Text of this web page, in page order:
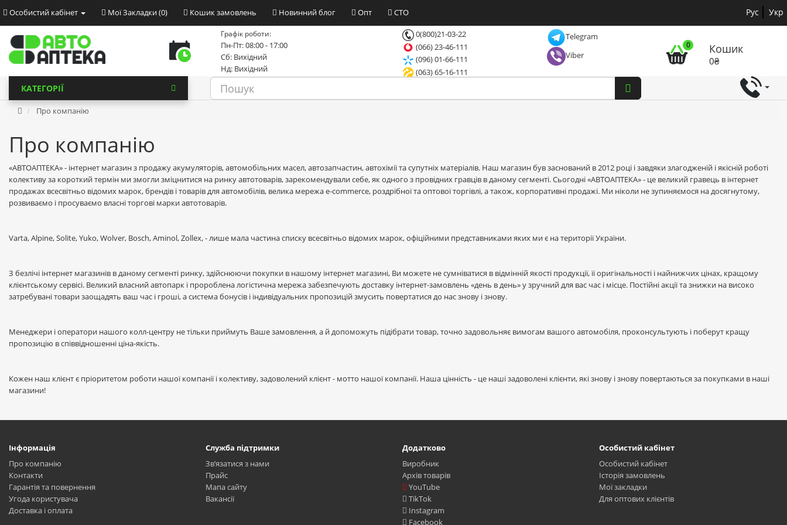
Особистий кабінет Мої Закладки (0) Кошик замовлень Новинний блог Опт СТО Рус Укр
Графік роботи:
Пн-Пт: 08:00 - 17:00
Сб: Вихідний
Нд: Вихідний
0(800)21-03-22
(066) 23-46-111
(096) 01-66-111
(063) 65-16-111
Telegram
Viber
0 Кошик
0₴
КАТЕГОРІЇ
Про компанію
Про компанію
«АВТОАПТЕКА» - інтернет магазин з продажу акумуляторів, автомобільних масел, автозапчастин, автохімії та супутніх матеріалів. Наш магазин був заснований в 2012 році і завдяки злагодженій і якісній роботі
колективу за короткий термін ми змогли зміцнитися на ринку автотоварів, зарекомендували себе, як одного з провідних гравців в даному сегменті. Сьогодні «АВТОАПТЕКА» - це великий гравець в інтернет
продажах всесвітньо відомих марок, брендів і товарів для автомобілів, велика мережа e-commerce, роздрібної та оптової торгівлі, а також, корпоративні продажі. Ми ніколи не зупиняємося на досягнутому,
розвиваємо і просуваємо власні торгові марки автотоварів.
Varta, Alpine, Solite, Yuko, Wolver, Bosch, Aminol, Zollex, - лише мала частина списку всесвітньо відомих марок, офіційними представниками яких ми є на території України.
З безлічі інтернет магазинів в даному сегменті ринку, здійснюючи покупки в нашому інтернет магазині, Ви можете не сумніватися в відмінній якості продукції, її оригінальності і найнижчих цінах, кращому
клієнтському сервісі. Великий власний автопарк і пророблена логістична мережа забезпечують доставку інтернет-замовлень «день в день» у зручний для вас час і місце. Постійні акції та знижки на високо
затребувані товари заощадять ваш час і гроші, а система бонусів і індивідуальних пропозицій змусить повертатися до нас знову і знову.
Менеджери і оператори нашого колл-центру не тільки приймуть Ваше замовлення, а й допоможуть підібрати товар, точно задовольняє вимогам вашого автомобіля, проконсультують і поберут кращу
пропозицію в співвідношенні ціна-якість.
Кожен наш клієнт є пріоритетом роботи нашої компанії і колективу, задоволений клієнт - мотто нашої компанії. Наша цінність - це наші задоволені клієнти, які знову і знову повертаються за покупками в наші
магазини!
Інформація
Про компанію
Контакти
Гарантія та повернення
Угода користувача
Доставка і оплата
Служба підтримки
Зв’язатися з нами
Прайс
Мапа сайту
Вакансії
Додатково
Виробник
Архів товарів
YouTube
TikTok
Instagram
Facebook
Особистий кабінет
Особистий кабінет
Історія замовлень
Мої закладки
Для оптових клієнтів